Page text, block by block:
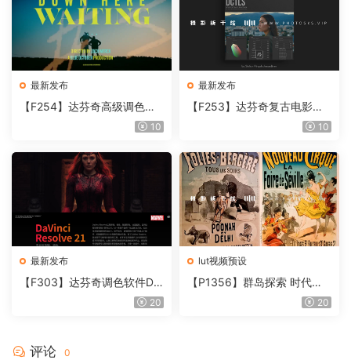
最新发布
【F254】达芬奇高级调色插
件 Contour V2.2.2 WinMac10
最新发布
【F253】达芬奇复古电影胶
片质感DCTL节点调色预设 M
T V4.0
10
最新发布
【F303】达芬奇调色软件Da
Vinci Resolve Studio21.0.320
lut视频预设
【P1356】群岛探索 时代马
戏团 – QUEST 60 调色预设A
20
评论 0